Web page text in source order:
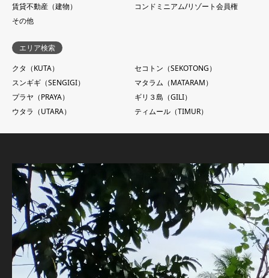
賃貸不動産（建物）
コンドミニアム/リゾート会員権
その他
エリア検索
クタ（KUTA）
セコトン（SEKOTONG）
スンギギ（SENGIGI）
マタラム（MATARAM）
プラヤ（PRAYA）
ギリ３島（GILI）
ウタラ（UTARA）
ティムール（TIMUR）